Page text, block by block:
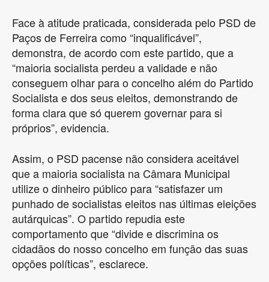
Face à atitude praticada, considerada pelo PSD de
Paços de Ferreira como “inqualificável”,
demonstra, de acordo com este partido, que a
“maioria socialista perdeu a validade e não
conseguem olhar para o concelho além do Partido
Socialista e dos seus eleitos, demonstrando de
forma clara que só querem governar para si
próprios”, evidencia.
Assim, o PSD pacense não considera aceitável
que a maioria socialista na Câmara Municipal
utilize o dinheiro público para “satisfazer um
punhado de socialistas eleitos nas últimas eleições
autárquicas”. O partido repudia este
comportamento que “divide e discrimina os
cidadãos do nosso concelho em função das suas
opções políticas”, esclarece.